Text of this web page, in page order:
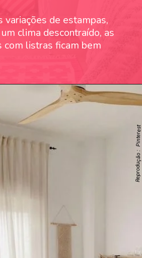
variações de estampas,
clima descontraído, as
com listras ficam bem
Reprodução : Pinterest